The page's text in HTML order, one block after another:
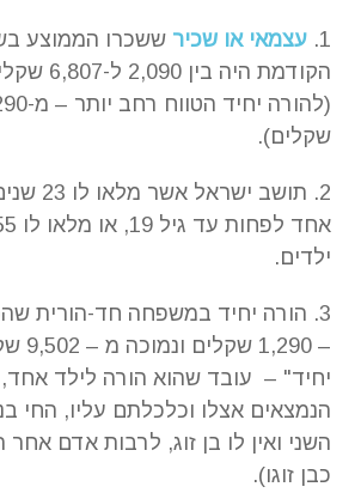
1. עצמאי או שכיר ששכרו הממוצע
הקודמת היה
שקלים).
2. תושב
ילדים.
3. הורה יחיד במשפחה חד-הורית
–
יחיד" – עובד שהוא הורה לילד אחד,
הנמצאים אצלו וכלכלתם עליו, החי
השני ואין לו בן זוג, לרבות אדם אחר
כבן זוגו).